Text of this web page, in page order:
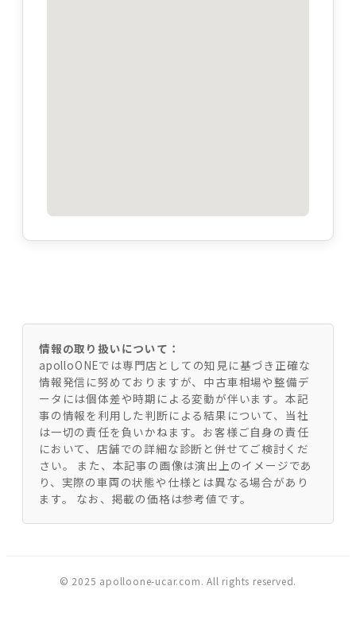
情報の取り扱いについて：
apolloONEでは専門店としての知見に基づき正確な
情報発信に努めておりますが、中古車相場や整備デ
ータには個体差や時期による変動が伴います。本記
事の情報を利用した判断による結果について、当社
は一切の責任を負いかねます。お客様ご自身の責任
において、店舗での詳細な診断と併せてご検討くだ
さい。 また、本記事の画像は演出上のイメージであ
り、実際の車両の状態や仕様とは異なる場合があり
ます。 なお、掲載の価格は参考値です。
© 2025 apolloone-ucar.com. All rights reserved.